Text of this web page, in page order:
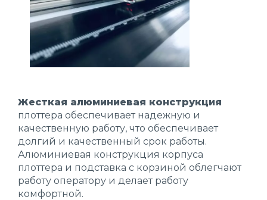
Жесткая алюминиевая конструкция
плоттера обеспечивает надежную и
качественную работу, что обеспечивает
долгий и качественный срок работы.
Алюминиевая конструкция корпуса
плоттера и подставка с корзиной облегчают
работу оператору и делает работу
комфортной.